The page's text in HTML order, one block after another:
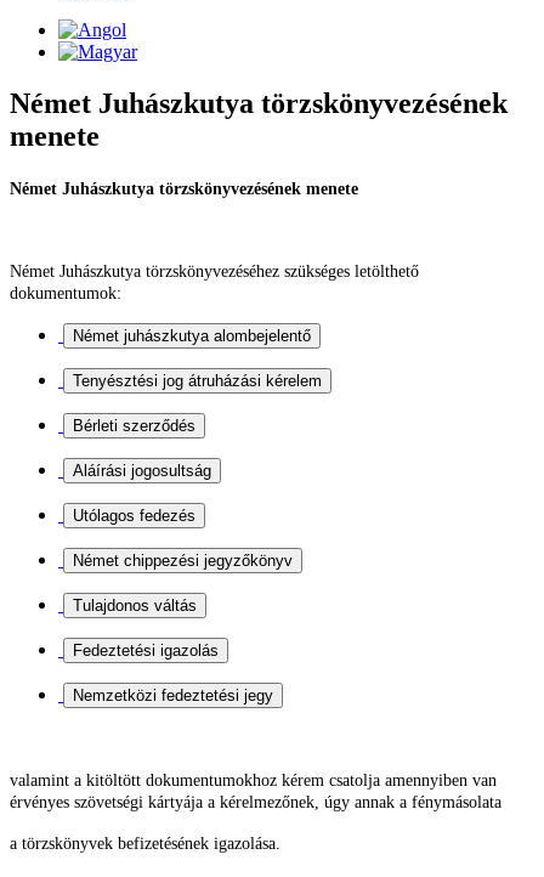
Német Juhászkutya törzskönyvezésének
menete
Német Juhászkutya törzskönyvezésének menete
Német Juhászkutya törzskönyvezéséhez szükséges letölthető
dokumentumok:
valamint a kitöltött dokumentumokhoz kérem csatolja amennyiben van
érvényes szövetségi kártyája a kérelmezőnek, úgy annak a fénymásolata
a törzskönyvek befizetésének igazolása.